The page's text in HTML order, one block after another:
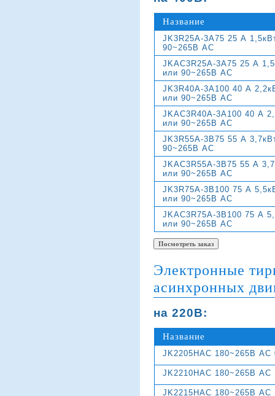
Название
JK3R25A-3A75 25 А
90~265В АС
JKAC3R25A-3A75 25 А
или 90~265В АС
JK3R40A-3A100 40 А
или 90~265В АС
JKAC3R40A-3A100 40 А
или 90~265В АС
JK3R55A-3B75 55 А
90~265В АС
JKAC3R55A-3B75 55 А
или 90~265В АС
JK3R75A-3B100 75 А
или 90~265В АС
JKAC3R75A-3B100 75 А
или 90~265В АС
Электронные
асинхронных
на 220В:
Название
JK2205HAC 180~265В
JK2210HAC 180~265В AC
JK2215HAC 180~265В